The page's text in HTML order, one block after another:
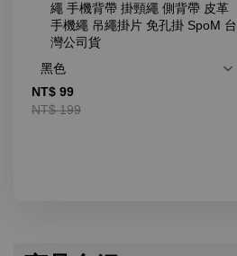
繩 手機背帶 掛頸繩 側背帶 皮革
手機繩 吊繩掛片 免孔掛 SpoM 台
灣公司貨
NT$ 99
NT$ 199